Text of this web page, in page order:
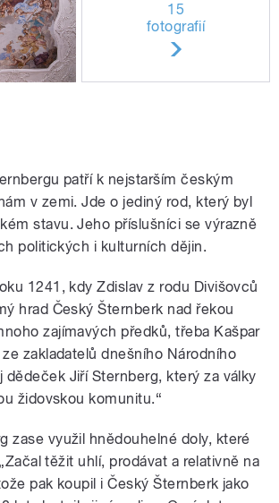
15
fotografií
patří k nejstarším českým
v zemi. Jde o jediný rod, který byl
stavu. Jeho příslušníci se výrazně
politických i kulturních dějin.
1241, kdy Zdislav z rodu Divišovců
hrad Český Šternberk nad řekou
zajímavých předků, třeba Kašpar
zakladatelů dnešního Národního
dědeček Jiří Sternberg, který za války
židovskou komunitu.“
zase využil hnědouhelné doly, které
těžit uhlí, prodávat a relativně na
pak koupil i Český Šternberk jako